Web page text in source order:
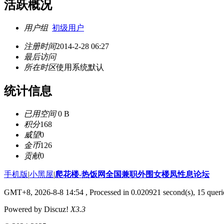
活跃概况
用户组 初级用户
注册时间2014-2-28 06:27
最后访问
所在时区使用系统默认
统计信息
已用空间0 B
积分168
威望0
金币126
贡献0
手机版|小黑屋|爬花楼-热饭网全国兼职外围女楼凤性息论坛
GMT+8, 2026-8-8 14:54 , Processed in 0.020921 second(s), 15
Powered by Discuz! X3.3